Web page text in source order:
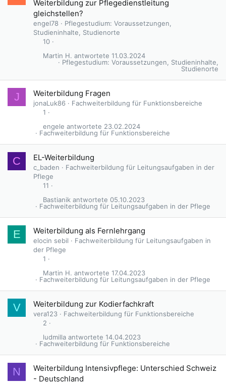
Weiterbildung zur Pflegedienstleitung
gleichstellen?
engel78
Pflegestudium: Voraussetzungen,
Studieninhalte, Studienorte
10
Pflegestudium: Voraussetzungen, Studieninhalte,
Studienorte
11.03.2024
Martin H.
J Weiterbildung Fragen
jonaLuk86
Fachweiterbildung für Funktionsbereiche
1
Fachweiterbildung für Funktionsbereiche
23.02.2024
engele
C EL-Weiterbildung
c_baden
Fachweiterbildung für Leitungsaufgaben in der
Pflege
11
Fachweiterbildung für Leitungsaufgaben in der Pflege
05.10.2023
Bastianik
E Weiterbildung als Fernlehrgang
elocin sebil
Fachweiterbildung für Leitungsaufgaben in
der Pflege
1
Fachweiterbildung für Leitungsaufgaben in der Pflege
17.04.2023
Martin H.
V Weiterbildung zur Kodierfachkraft
vera123
Fachweiterbildung für Funktionsbereiche
2
Fachweiterbildung für Funktionsbereiche
14.04.2023
ludmilla
N
Weiterbildung Intensivpflege: Unterschied Schweiz
- Deutschland